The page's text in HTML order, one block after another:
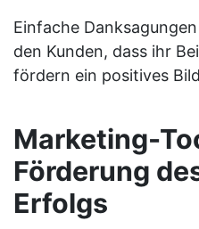
Einfache
den Kunden, dass ihr
fördern ein positives
Marketing-
Förderung
Erfolgs